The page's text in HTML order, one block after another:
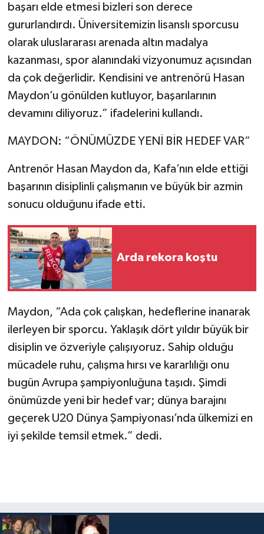
başarı elde etmesi bizleri son derece
gururlandırdı. Üniversitemizin lisanslı sporcusu
olarak uluslararası arenada altın madalya
kazanması, spor alanındaki vizyonumuz açısından
da çok değerlidir. Kendisini ve antrenörü Hasan
Maydon’u gönülden kutluyor, başarılarının
devamını diliyoruz.” ifadelerini kullandı.
MAYDON: “ÖNÜMÜZDE YENİ BİR HEDEF VAR”
Antrenör Hasan Maydon da, Kafa’nın elde ettiği
başarının disiplinli çalışmanın ve büyük bir azmin
sonucu olduğunu ifade etti.
Arda rekora koştu
Maydon, “Ada çok çalışkan, hedeflerine inanarak
ilerleyen bir sporcu. Yaklaşık dört yıldır büyük bir
disiplin ve özveriyle çalışıyoruz. Sahip olduğu
mücadele ruhu, çalışma hırsı ve kararlılığı onu
bugün Avrupa şampiyonluğuna taşıdı. Şimdi
önümüzde yeni bir hedef var; dünya barajını
geçerek U20 Dünya Şampiyonası’nda ülkemizi en
iyi şekilde temsil etmek.” dedi.